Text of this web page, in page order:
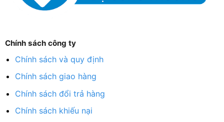
Chính sách công ty
Chính sách và quy định
Chính sách giao hàng
Chính sách đổi trả hàng
Chính sách khiếu nại